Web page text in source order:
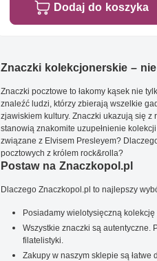
Dodaj do koszyka
Znaczki kolekcjonerskie –
Znaczki pocztowe to łakomy kąsek nie
znaleźć ludzi, którzy zbierają wszelkie
zjawiskiem kultury. Znaczki ukazują się
stanowią znakomite uzupełnienie
związane z Elvisem Presleyem?
pocztowych z królem rock&rolla?
Postaw na Znaczkopol.pl
Dlaczego Znaczkopol.pl to najlepszy
Posiadamy wielotysięczną kolekcję
Wszystkie znaczki są autentyczne.
filatelistyki.
Zakupy w naszym sklepie są łatwe